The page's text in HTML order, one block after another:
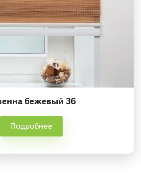
бежевый 36
Подробнее